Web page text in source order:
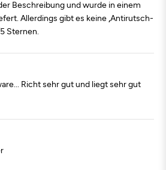
Beschreibung und wurde in einem
Allerdings gibt es keine „Antirutsch-
Sternen.
Richt sehr gut und liegt sehr gut